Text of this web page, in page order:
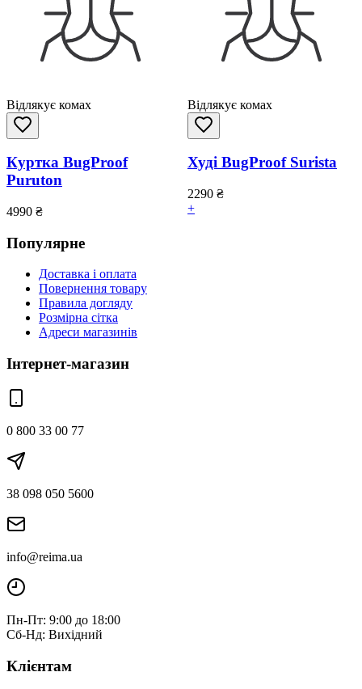
Відлякує комах
Куртка BugProof
Puruton
4990 ₴
Відлякує комах
Худі BugProof Surista
2290 ₴
+
Популярне
Доставка і оплата
Повернення товару
Правила догляду
Розмірна сітка
Адреси магазинів
Інтернет-магазин
0 800 33 00 77
38 098 050 5600
info@reima.ua
Пн-Пт: 9:00 до 18:00
Сб-Нд: Вихідний
Клієнтам